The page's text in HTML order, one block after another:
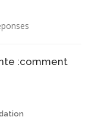
:comment